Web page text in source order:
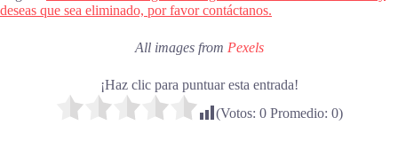
deseas que sea eliminado, por favor contáctanos.
All images from Pexels
¡Haz clic para puntuar esta entrada!
(Votos: 0Promedio: 0)